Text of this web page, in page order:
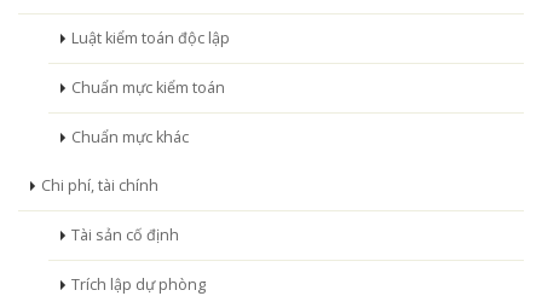
Luật kiểm toán độc lập
Chuẩn mực kiểm toán
Chuẩn mực khác
Chi phí, tài chính
Tài sản cố định
Trích lập dự phòng